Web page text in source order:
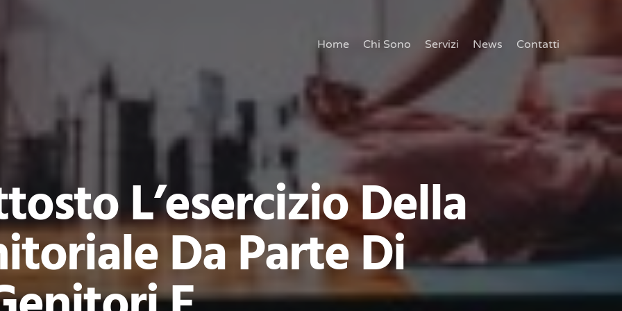
Home Chi Sono Servizi News Contatti
L’esercizio Della
Da Parte Di